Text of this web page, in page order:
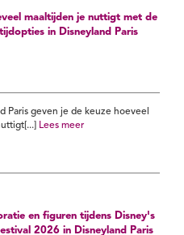
maaltijden je nuttigt met de
in Disneyland Paris
Paris geven je de keuze hoeveel
Lees meer
en figuren tijdens Disney's
2026 in Disneyland Paris